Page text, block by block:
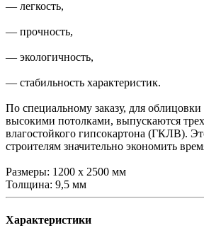
— легкость,
— прочность,
— экологичность,
— стабильность характеристик.
По специальному заказу, для
высокими потолками, выпускаются
влагостойкого гипсокартона (ГКЛВ).
строителям значительно экономить
Размеры: 1200 х 2500 мм
Толщина: 9,5 мм
Характеристики